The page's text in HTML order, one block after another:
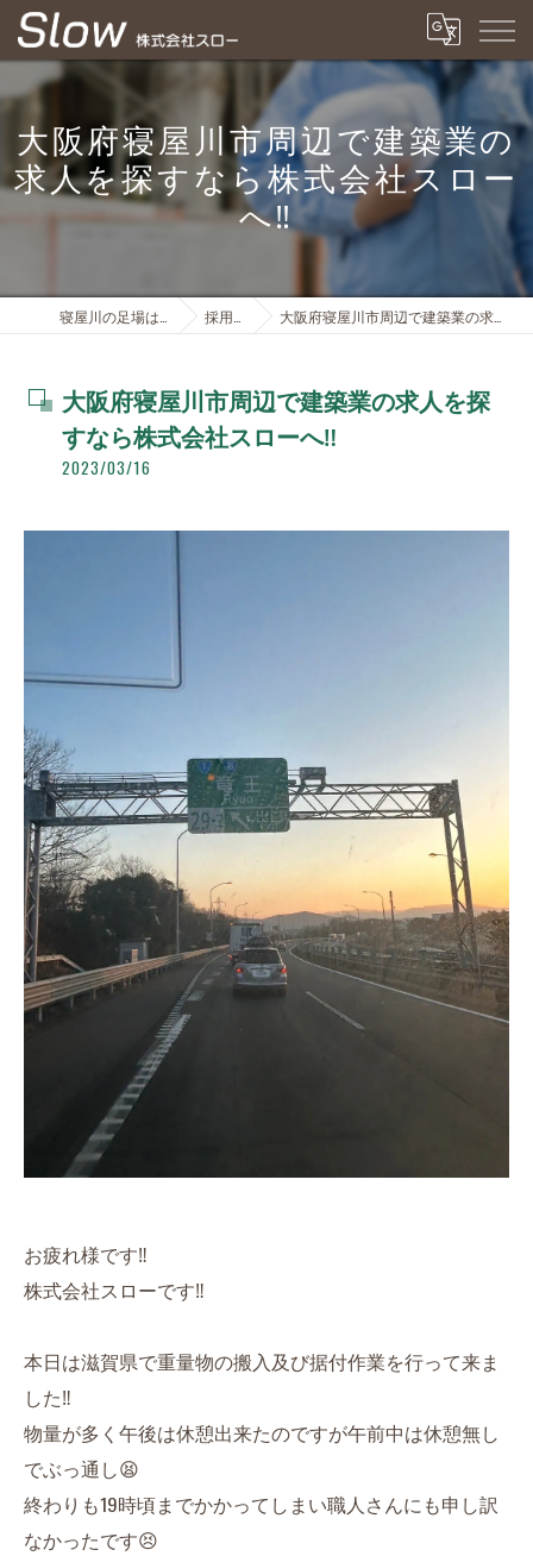
大阪府寝屋川市周辺で建築業の
求人を探すなら株式会社スロー
へ‼️
採用ブログ 大阪府寝屋川市周辺で建築業の求人を探すなら株式会社スローへ‼️
大阪府寝屋川市周辺で建築業の求人を探
すなら株式会社スローへ‼️
2023/03/16
お疲れ様です‼️
株式会社スローです‼️
本日は滋賀県で重量物の搬入及び据付作業を行って来ま
した‼️
物量が多く午後は休憩出来たのですが午前中は休憩無し
でぶっ通し😫
終わりも19時頃までかかってしまい職人さんにも申し訳
なかったです😣